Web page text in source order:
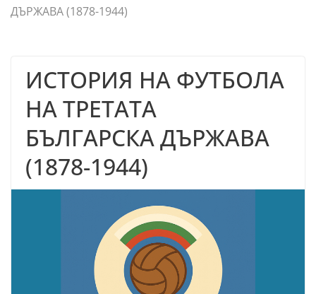
ДЪРЖАВА (1878-1944)
ИСТОРИЯ НА ФУТБОЛА
НА ТРЕTATA
БЪЛГАРСКА ДЪРЖАВА
(1878-1944)